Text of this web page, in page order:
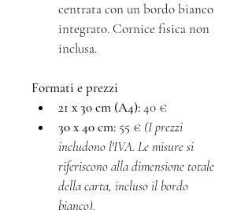
centrata con un bordo bianco
integrato. Cornice fisica non
inclusa.
Formati e prezzi
21 x 30 cm (A4): 40 €
30 x 40 cm: 55 € (I prezzi
includono l'IVA. Le misure si
riferiscono alla dimensione totale
della carta, incluso il bordo
bianco).